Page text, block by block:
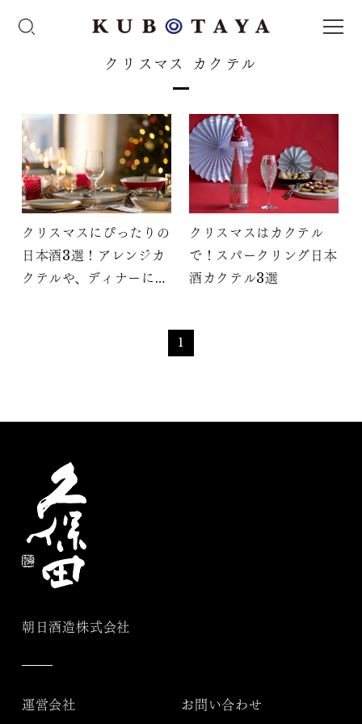
クリスマス カクテル
クリスマスにぴったりの
日本酒3選！アレンジカ
クテルや、ディナーにお
クリスマスはカクテル
で！スパークリング日本
酒カクテル3選
1
朝日酒造株式会社
運営会社 お問い合わせ